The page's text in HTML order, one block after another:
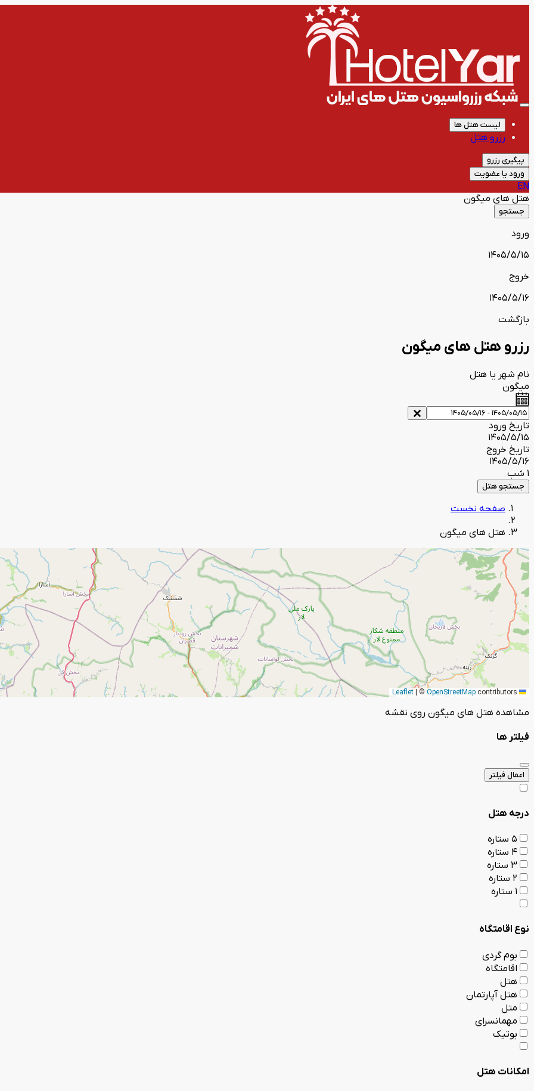
لیست هتل ها
رزرو هتل
پیگیری رزرو
ورود یا عضویت
EN
هتل های میگون
جستجو
ورود
1405/5/15
خروج
1405/5/16
بازگشت
رزرو هتل های میگون
نام شهر یا هتل
میگون
تاریخ ورود
1405/5/15
تاریخ خروج
1405/5/16
1 شب
جستجو هتل
صفحه نخست
هتل های میگون
©OpenStreetMap contributors
مشاهده هتل های میگون روی نقشه
فیلتر ها
اعمال فیلتر
درجه هتل
5 ستاره
4 ستاره
3 ستاره
2 ستاره
1 ستاره
نوع اقامتگاه
بوم گردی
اقامتگاه
هتل
هتل آپارتمان
متل
مهمانسرای
بوتیک
امکانات هتل